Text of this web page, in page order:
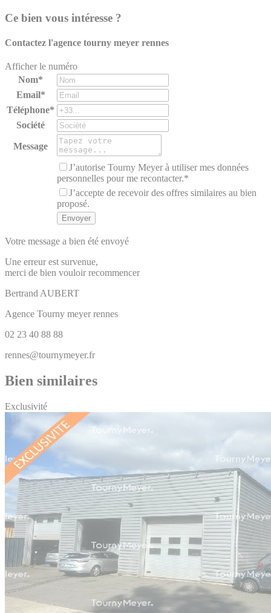
Ce bien vous intéresse ?
Contactez l'agence tourny meyer rennes
Afficher le numéro
Nom*
Email*
Téléphone*
Société
Message
J’autorise Tourny Meyer à utiliser mes données
personnelles pour me recontacter.*
J’accepte de recevoir des offres similaires au bien
proposé.
Votre message a bien été envoyé
Une erreur est survenue,
merci de bien vouloir recommencer
Bertrand AUBERT
Agence Tourny meyer rennes
02 23 40 88 88
rennes@tournymeyer.fr
Bien similaires
Exclusivité